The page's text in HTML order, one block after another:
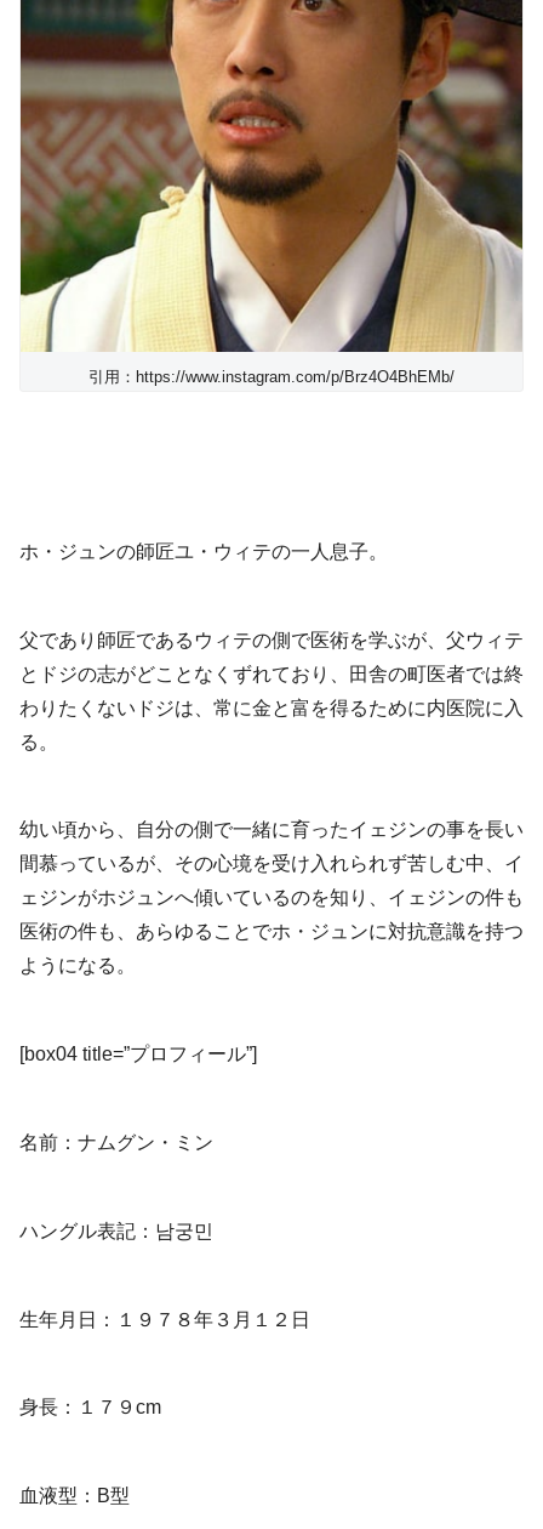
引用：https://www.instagram.com/p/Brz4O4BhEMb/
ホ・ジュンの師匠ユ・ウィテの一人息子。
父であり師匠であるウィテの側で医術を学ぶが、父ウィテ
とドジの志がどことなくずれており、田舎の町医者では終
わりたくないドジは、常に金と富を得るために内医院に入
る。
幼い頃から、自分の側で一緒に育ったイェジンの事を長い
間慕っているが、その心境を受け入れられず苦しむ中、イ
ェジンがホジュンへ傾いているのを知り、イェジンの件も
医術の件も、あらゆることでホ・ジュンに対抗意識を持つ
ようになる。
[box04 title=”プロフィール”]
名前：ナムグン・ミン
ハングル表記：남궁민
生年月日：１９７８年３月１２日
身長：１７９cm
血液型：B型